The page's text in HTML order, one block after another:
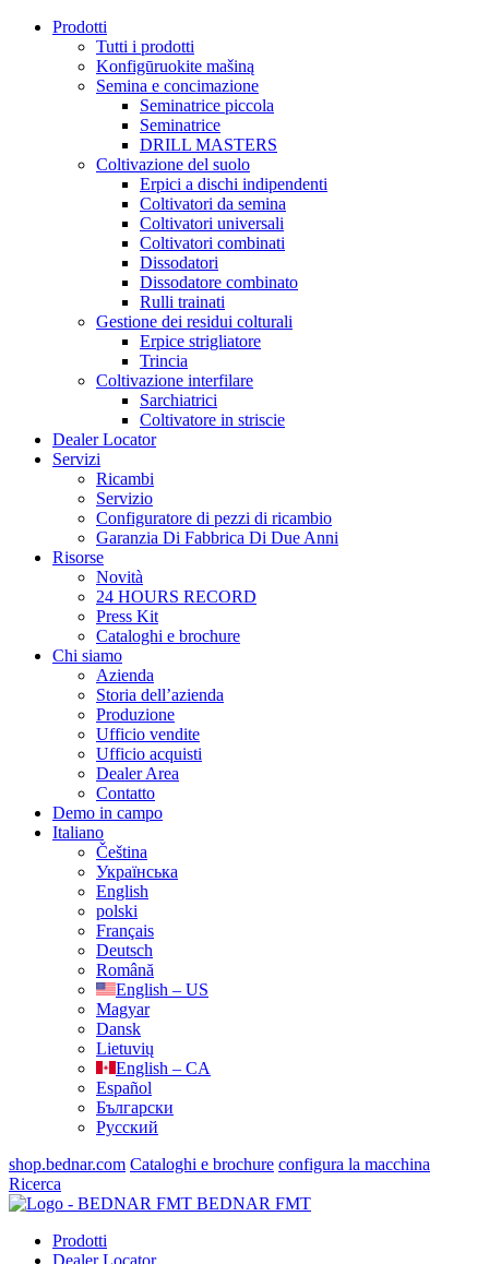
Prodotti
Tutti i prodotti
Konfigūruokite mašiną
Semina e concimazione
Seminatrice piccola
Seminatrice
DRILL MASTERS
Coltivazione del suolo
Erpici a dischi indipendenti
Coltivatori da semina
Coltivatori universali
Coltivatori combinati
Dissodatori
Dissodatore combinato
Rulli trainati
Gestione dei residui colturali
Erpice strigliatore
Trincia
Coltivazione interfilare
Sarchiatrici
Coltivatore in striscie
Dealer Locator
Servizi
Ricambi
Servizio
Configuratore di pezzi di ricambio
Garanzia Di Fabbrica Di Due Anni
Risorse
Novità
24 HOURS RECORD
Press Kit
Cataloghi e brochure
Chi siamo
Azienda
Storia dell’azienda
Produzione
Ufficio vendite
Ufficio acquisti
Dealer Area
Contatto
Demo in campo
Italiano
Čeština
Українська
English
polski
Français
Deutsch
Română
English – US
Magyar
Dansk
Lietuvių
English – CA
Español
Български
Русский
shop.bednar.com Cataloghi e brochure configura la macchina
Ricerca
BEDNAR FMT
Prodotti
Dealer Locator